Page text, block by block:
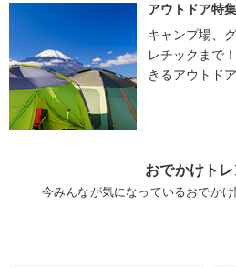
アウトドア特集
キャンプ場、
レチックまで
きるアウトド
おでかけト
今みんなが気になっているおでか